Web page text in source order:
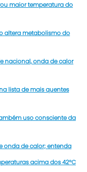
maior temperatura do
altera metabolismo do
nacional, onda de calor
lista de mais quentes
uso consciente da
onda de calor; entenda
acima dos 42°C